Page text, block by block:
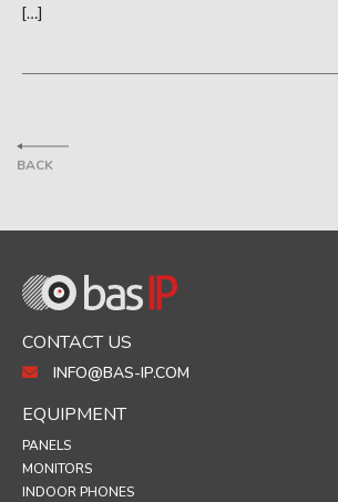
BACK
[…]
CONTACT US
INFO@BAS-IP.COM
EQUIPMENT
PANELS
MONITORS
INDOOR PHONES